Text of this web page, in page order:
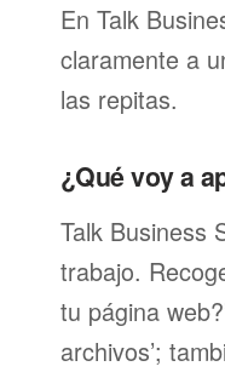
En Talk
claramente a
las repitas.
¿Qué voy a
Talk Business
trabajo.
tu página
archivos’;